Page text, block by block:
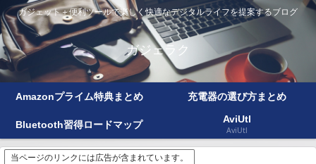
ガジェット＋便利ツールで楽しく快適なデジタルライフを提案するブログ
ガジェラク
Amazonプライム特典まとめ 充電器の選び方まとめ
Bluetooth習得ロードマップ AviUtl
AviUtl
当ページのリンクには広告が含まれています。